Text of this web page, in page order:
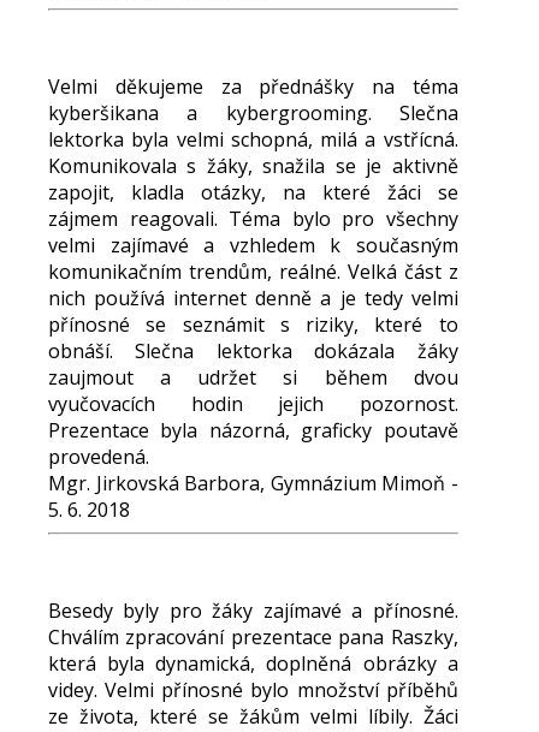
Velmi děkujeme za přednášky na téma
kyberšikana a kybergrooming. Slečna
lektorka byla velmi schopná, milá a vstřícná.
Komunikovala s žáky, snažila se je aktivně
zapojit, kladla otázky, na které žáci se
zájmem reagovali. Téma bylo pro všechny
velmi zajímavé a vzhledem k současným
komunikačním trendům, reálné. Velká část z
nich používá internet denně a je tedy velmi
přínosné se seznámit s riziky, které to
obnáší. Slečna lektorka dokázala žáky
zaujmout a udržet si během dvou
vyučovacích hodin jejich pozornost.
Prezentace byla názorná, graficky poutavě
provedená.
Mgr. Jirkovská Barbora, Gymnázium Mimoň -
5. 6. 2018
Besedy byly pro žáky zajímavé a přínosné.
Chválím zpracování prezentace pana Raszky,
která byla dynamická, doplněná obrázky a
videy. Velmi přínosné bylo množství příběhů
ze života, které se žákům velmi líbily. Žáci